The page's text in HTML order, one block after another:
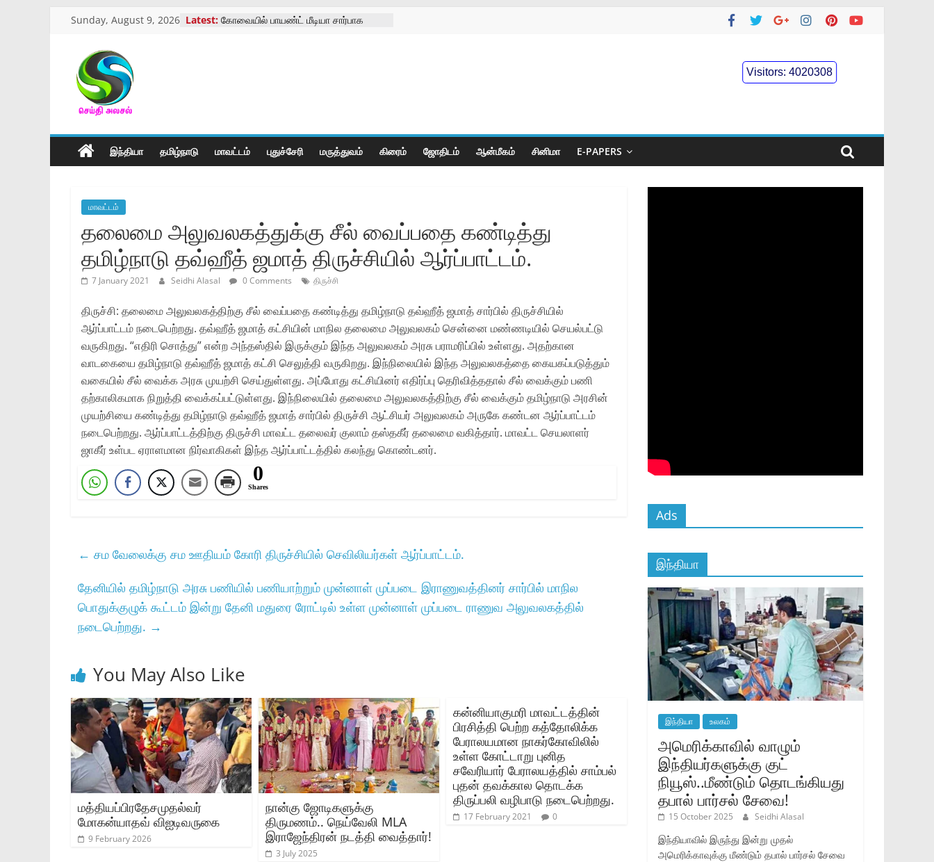
Sunday, August 9, 2026 Latest: கோவையில் பாயண்ட் மீடியா சார்பாக
திருக்கோவில் திருவிழா
செய்திஅலசல்
l
Seidhialasal
Tamil
NewsPaper
Visitors:4020308
இந்தியா தமிழ்நாடு மாவட்டம் புதுச்சேரி மருத்துவம் கிரைம் ஜோ‌திட‌ம் ஆன்மீகம் சினிமா E-PAPERS
மாவட்டம்
தலைமை அலுவலகத்துக்கு சீல் வைப்பதை கண்டித்து
தமிழ்நாடு தவ்ஹீத் ஜமாத் திருச்சியில் ஆர்ப்பாட்டம்.
7 January 2021 Seidhi Alasal 0 Comments திருச்சி
திருச்சி: தலைமை அலுவலகத்திற்கு சீல் வைப்பதை கண்டித்து தமிழ்நாடு தவ்ஹீத் ஜமாத் சார்பில் திருச்சியில்
ஆர்ப்பாட்டம் நடைபெற்றது. தவ்ஹீத் ஜமாத் கட்சியின் மாநில தலைமை அலுவலகம் சென்னை மண்ணடியில் செயல்பட்டு
வருகிறது. “எதிரி சொத்து” என்ற அந்தஸ்தில் இருக்கும் இந்த அலுவலகம் அரசு பராமரிப்பில் உள்ளது. அதற்கான
வாடகையை தமிழ்நாடு தவ்ஹீத் ஜமாத் கட்சி செலுத்தி வருகிறது. இந்நிலையில் இந்த அலுவலகத்தை கையகப்படுத்தும்
வகையில் சீல் வைக்க அரசு முயற்சி செய்துள்ளது. அப்போது கட்சியினர் எதிர்ப்பு தெரிவித்ததால் சீல் வைக்கும் பணி
தற்காலிகமாக நிறுத்தி வைக்கப்பட்டுள்ளது. இந்நிலையில் தலைமை அலுவலகத்திற்கு சீல் வைக்கும் தமிழ்நாடு அரசின்
முயற்சியை கண்டித்து தமிழ்நாடு தவ்ஹீத் ஜமாத் சார்பில் திருச்சி ஆட்சியர் அலுவலகம் அருகே கண்டன ஆர்ப்பாட்டம்
நடைபெற்றது. ஆர்ப்பாட்டத்திற்கு திருச்சி மாவட்ட தலைவர் குலாம் தஸ்தகீர் தலைமை வகித்தார். மாவட்ட செயலாளர்
ஜாகீர் உள்பட ஏராளமான நிர்வாகிகள் இந்த ஆர்ப்பாட்டத்தில் கலந்து கொண்டனர்.
0
Shares
← சம வேலைக்கு சம ஊதியம் கோரி திருச்சியில் செவிலியர்கள் ஆர்ப்பாட்டம்.
தேனியில் தமிழ்நாடு அரசு பணியில் பணியாற்றும் முன்னாள் முப்படை இராணுவத்தினர் சார்பில் மாநில
பொதுக்குழுக் கூட்டம் இன்று தேனி மதுரை ரோட்டில் உள்ள முன்னாள் முப்படை ராணுவ அலுவலகத்தில்
நடைபெற்றது. →
You May Also Like
மத்தியப்பிரதேசமுதல்வர்
மோகன்யாதவ் விஐடி‌வருகை
9 February 2026
நான்கு ஜோடிகளுக்கு
திருமணம்.. நெய்வேலி MLA
இராஜேந்திரன் நடத்தி வைத்தார்!
3 July 2025
கன்னியாகுமரி மாவட்டத்தின்
பிரசித்தி பெற்ற கத்தோலிக்க
பேராலயமான நாகர்கோவிலில்
உள்ள கோட்டாறு புனித
சவேரியார் பேராலயத்தில் சாம்பல்
புதன் தவக்கால தொடக்க
திருப்பலி வழிபாடு நடைபெற்றது.
17 February 2021 0
Ads
இந்தியா
இந்தியா உலகம்
அமெரிக்காவில் வாழும்
இந்தியர்களுக்கு குட்
நியூஸ்..மீண்டும் தொடங்கியது
தபால் பார்சல் சேவை!
15 October 2025 Seidhi Alasal
இந்தியாவில் இருந்து இன்று முதல்
அமெரிக்காவுக்கு மீண்டும் தபால் பார்சல் சேவை